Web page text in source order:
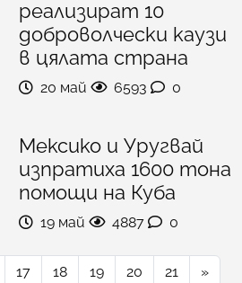
реализират 10
доброволчески каузи
в цялата страна
20 май 6593 0
Мексико и Уругвай
изпратиха 1600 тона
помощи на Куба
19 май 4887 0
17 18 19 20 21 »